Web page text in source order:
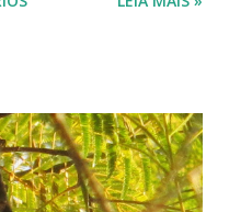
. Estudava no Instituto de
estivéssemos peneirando
bandeirantes retiraram
os sertões!!!??? Fui